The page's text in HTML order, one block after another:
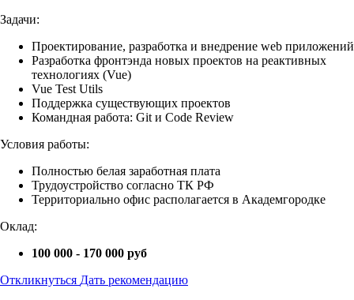
Задачи:
Проектирование, разработка и внедрение web приложений
Разработка фронтэнда новых проектов на реактивных
технологиях (Vue)
Vue Test Utils
Поддержка существующих проектов
Командная работа: Git и Code Review
Условия работы:
Полностью белая заработная плата
Трудоустройство согласно ТК РФ
Территориально офис располагается в Академгородке
Оклад:
100 000 - 170 000 руб
Откликнуться Дать рекомендацию